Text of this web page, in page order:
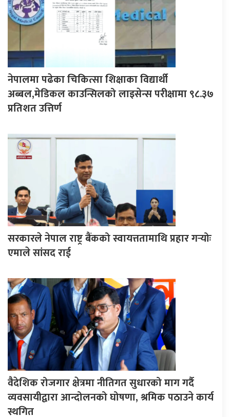
नेपालमा पढेका चिकित्सा शिक्षाका विद्यार्थी
अब्बल,मेडिकल काउन्सिलको लाइसेन्स परीक्षामा ९८.३७
प्रतिशत उत्तिर्ण
सरकारले नेपाल राष्ट्र बैंकको स्वायत्ततामाथि प्रहार गर्‍योः
एमाले सांसद राई
वैदेशिक रोजगार क्षेत्रमा नीतिगत सुधारको माग गर्दै
व्यवसायीद्वारा आन्दोलनको घोषणा, श्रमिक पठाउने कार्य
स्थगित